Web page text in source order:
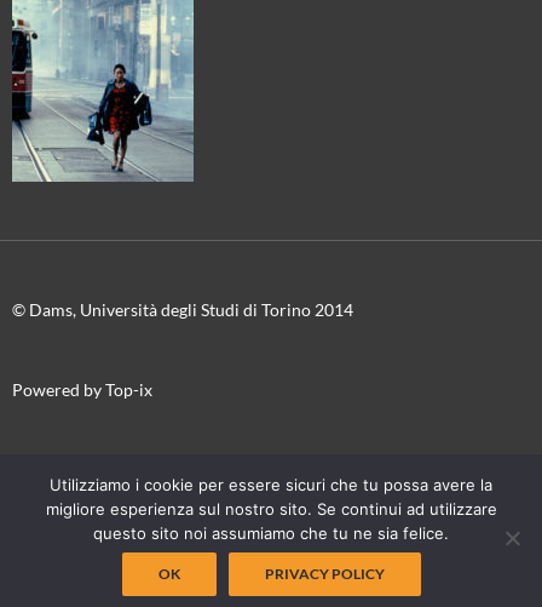
© Dams, Università degli Studi di Torino 2014
Powered by Top-ix
Cinema
Proudly powered by WordPress
Utilizziamo i cookie per essere sicuri che tu possa avere la
migliore esperienza sul nostro sito. Se continui ad utilizzare
questo sito noi assumiamo che tu ne sia felice.
OK PRIVACY POLICY